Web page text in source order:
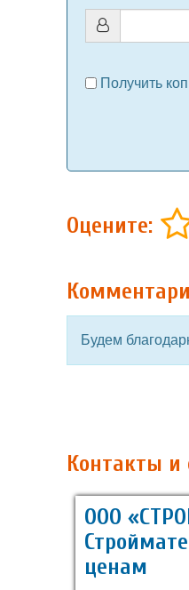
Получить
Оцените:
Будем
Контакты и
ООО
ценам